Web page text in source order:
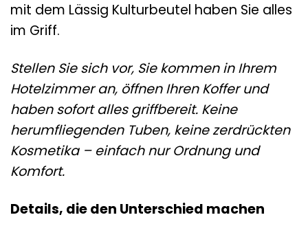
mit dem Lässig Kulturbeutel haben Sie alles
im Griff.
Stellen Sie sich vor, Sie kommen in Ihrem
Hotelzimmer an, öffnen Ihren Koffer und
haben sofort alles griffbereit. Keine
herumfliegenden Tuben, keine zerdrückten
Kosmetika – einfach nur Ordnung und
Komfort.
Details, die den Unterschied machen